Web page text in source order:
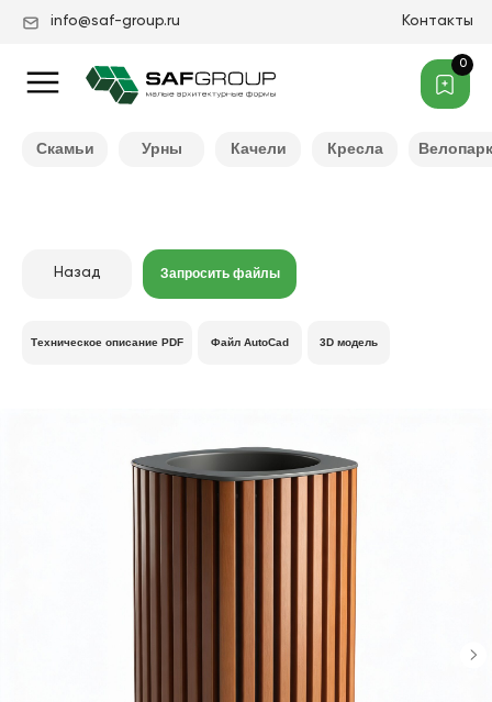
Контакты
info@saf-group.ru
0
Скамьи Урны Качели Кресла
Назад Запросить файлы
3D модель
Файл AutoCad
Техническое описание PDF